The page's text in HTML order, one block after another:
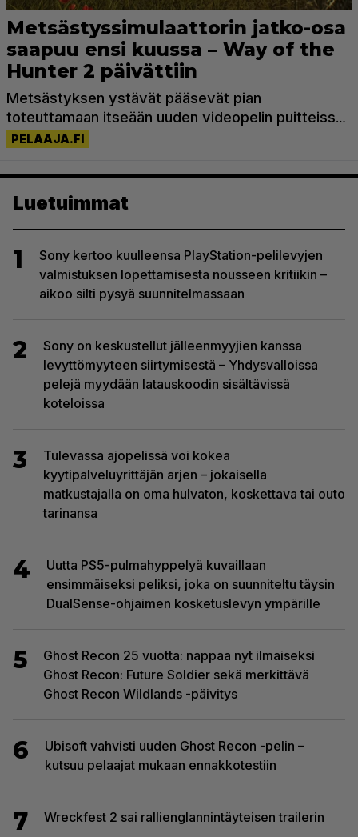
Luetuimmat
1
Sony kertoo kuulleensa PlayStation-pelilevyjen
valmistuksen lopettamisesta nousseen kritiikin –
aikoo silti pysyä suunnitelmassaan
2
Sony on keskustellut jälleenmyyjien kanssa
levyttömyyteen siirtymisestä – Yhdysvalloissa
pelejä myydään latauskoodin sisältävissä
koteloissa
3
Tulevassa ajopelissä voi kokea
kyytipalveluyrittäjän arjen – jokaisella
matkustajalla on oma hulvaton, koskettava tai outo
tarinansa
4
Uutta PS5-pulmahyppelyä kuvaillaan
ensimmäiseksi peliksi, joka on suunniteltu täysin
DualSense-ohjaimen kosketuslevyn ympärille
5
Ghost Recon 25 vuotta: nappaa nyt ilmaiseksi
Ghost Recon: Future Soldier sekä merkittävä
Ghost Recon Wildlands -päivitys
6
Ubisoft vahvisti uuden Ghost Recon -pelin –
kutsuu pelaajat mukaan ennakkotestiin
7 Wreckfest 2 sai rallienglannintäyteisen trailerin